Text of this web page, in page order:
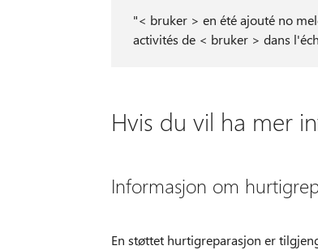
"< bruker > en été ajouté no
activités de < bruker > dans
Hvis du vil ha mer
Informasjon om
En støttet hurtigreparasjon er